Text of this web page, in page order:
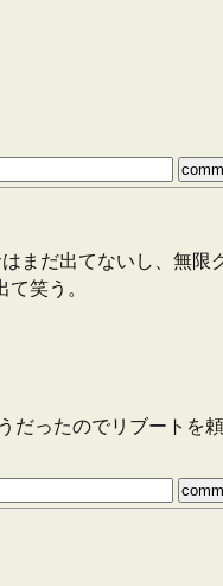
だ出てないし、無限
笑う。
ったのでリブートを頼